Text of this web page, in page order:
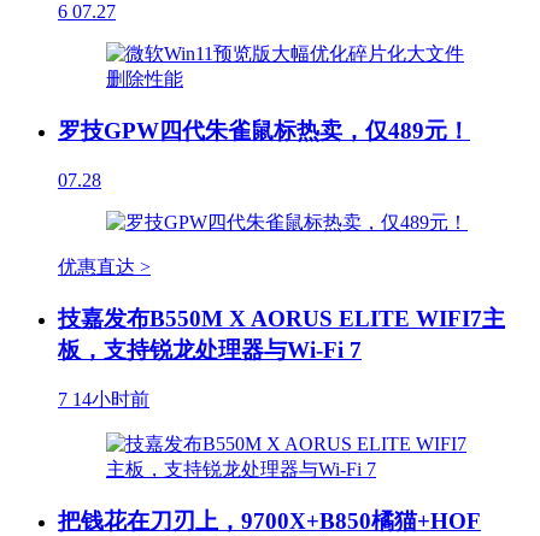
6 07.27
罗技GPW四代朱雀鼠标热卖，仅489元！
07.28
优惠直达 >
技嘉发布B550M X AORUS ELITE WIFI7主
板，支持锐龙处理器与Wi-Fi 7
7 14小时前
把钱花在刀刃上，9700X+B850橘猫+HOF